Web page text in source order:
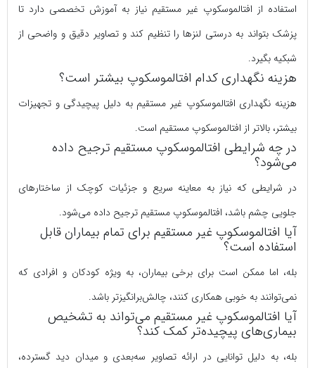
استفاده از افتالموسکوپ غیر مستقیم نیاز به آموزش تخصصی دارد تا
پزشک بتواند به درستی لنزها را تنظیم کند و تصاویر دقیق و واضحی از
شبکیه بگیرد.
هزینه نگهداری کدام افتالموسکوپ بیشتر است؟
هزینه نگهداری افتالموسکوپ غیر مستقیم به دلیل پیچیدگی و تجهیزات
بیشتر، بالاتر از افتالموسکوپ مستقیم است.
در چه شرایطی افتالموسکوپ مستقیم ترجیح داده
می‌شود؟
در شرایطی که نیاز به معاینه سریع و جزئیات کوچک از ساختارهای
جلویی چشم باشد، افتالموسکوپ مستقیم ترجیح داده می‌شود.
آیا افتالموسکوپ غیر مستقیم برای تمام بیماران قابل
استفاده است؟
بله، اما ممکن است برای برخی بیماران، به ویژه کودکان و افرادی که
نمی‌توانند به خوبی همکاری کنند، چالش‌برانگیزتر باشد.
آیا افتالموسکوپ غیر مستقیم می‌تواند به تشخیص
بیماری‌های پیچیده‌تر کمک کند؟
بله، به دلیل توانایی در ارائه تصاویر سه‌بعدی و میدان دید گسترده،